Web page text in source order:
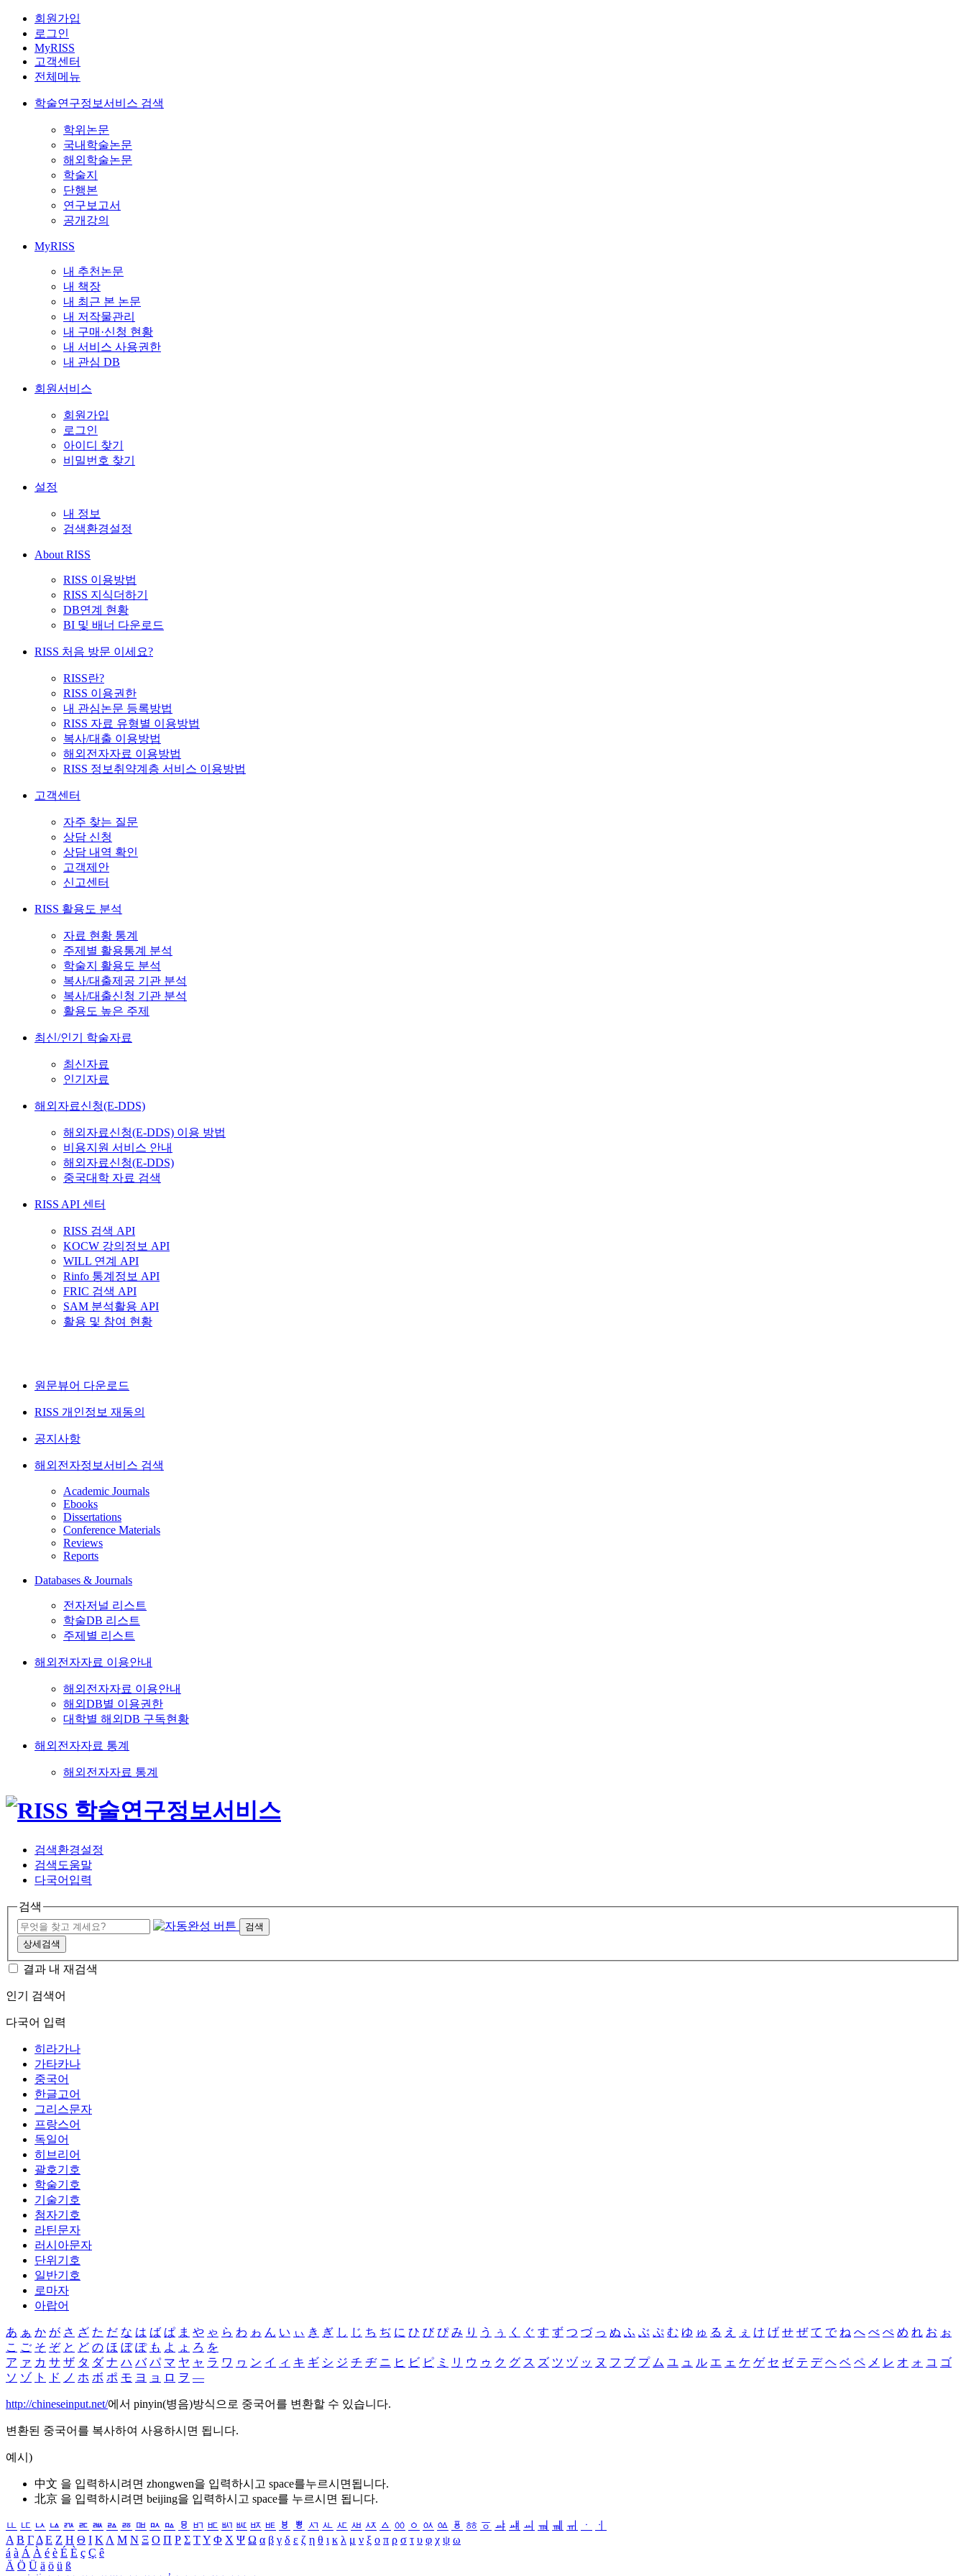
회원가입
로그인
MyRISS
고객센터
전체메뉴
학술연구정보서비스 검색
학위논문
국내학술논문
해외학술논문
학술지
단행본
연구보고서
공개강의
MyRISS
내 추천논문
내 책장
내 최근 본 논문
내 저작물관리
내 구매·신청 현황
내 서비스 사용권한
내 관심 DB
회원서비스
회원가입
로그인
아이디 찾기
비밀번호 찾기
설정
내 정보
검색환경설정
About RISS
RISS 이용방법
RISS 지식더하기
DB연계 현황
BI 및 배너 다운로드
RISS 처음 방문 이세요?
RISS란?
RISS 이용권한
내 관심논문 등록방법
RISS 자료 유형별 이용방법
복사/대출 이용방법
해외전자자료 이용방법
RISS 정보취약계층 서비스 이용방법
고객센터
자주 찾는 질문
상담 신청
상담 내역 확인
고객제안
신고센터
RISS 활용도 분석
자료 현황 통계
주제별 활용통계 분석
학술지 활용도 분석
복사/대출제공 기관 분석
복사/대출신청 기관 분석
활용도 높은 주제
최신/인기 학술자료
최신자료
인기자료
해외자료신청(E-DDS)
해외자료신청(E-DDS) 이용 방법
비용지원 서비스 안내
해외자료신청(E-DDS)
중국대학 자료 검색
RISS API 센터
RISS 검색 API
KOCW 강의정보 API
WILL 연계 API
Rinfo 통계정보 API
FRIC 검색 API
SAM 분석활용 API
활용 및 참여 현황
원문뷰어 다운로드
RISS 개인정보 재동의
공지사항
해외전자정보서비스 검색
Academic Journals
Ebooks
Dissertations
Conference Materials
Reviews
Reports
Databases & Journals
전자저널 리스트
학술DB 리스트
주제별 리스트
해외전자자료 이용안내
해외전자자료 이용안내
해외DB별 이용권한
대학별 해외DB 구독현황
해외전자자료 통계
해외전자자료 통계
검색환경설정
검색도움말
다국어입력
검색
검색
상세검색
결과 내 재검색
인기 검색어
다국어 입력
히라가나
가타카나
중국어
한글고어
그리스문자
프랑스어
독일어
히브리어
괄호기호
학술기호
기술기호
첨자기호
라틴문자
러시아문자
단위기호
일반기호
로마자
아랍어
あ ぁ か が さ ざ た だ な は ば ぱ ま や ゃ ら わ ゎ ん い ぃ き ぎ し じ ち ぢ に ひ び ぴ み り う ぅ く ぐ す ず つ づ っ ぬ ふ ぶ ぷ む ゆ ゅ る え ぇ け げ せ ぜ て で ね へ べ ぺ め れ お ぉ
こ ご そ ぞ と ど の ほ ぼ ぽ も よ ょ ろ を
ア ァ カ サ ザ タ ダ ナ ハ バ パ マ ヤ ャ ラ ワ ヮ ン イ ィ キ ギ シ ジ チ ヂ ニ ヒ ビ ピ ミ リ ウ ゥ ク グ ス ズ ツ ヅ ッ ヌ フ ブ プ ム ユ ュ ル エ ェ ケ ゲ セ ゼ テ デ ヘ ベ ペ メ レ オ ォ コ ゴ
ソ ゾ ト ド ノ ホ ボ ポ モ ヨ ョ ロ ヲ ―
http://chineseinput.net/에서 pinyin(병음)방식으로 중국어를 변환할 수 있습니다.
변환된 중국어를 복사하여 사용하시면 됩니다.
예시)
中文 을 입력하시려면 zhongwen을 입력하시고 space를누르시면됩니다.
北京 을 입력하시려면 beijing을 입력하시고 space를 누르시면 됩니다.
ㅥ ㅦ ㅧ ㅨ ㅩ ㅪ ㅫ ㅬ ㅭ ㅮ ㅯ ㅰ ㅱ ㅲ ㅳ ㅴ ㅵ ㅶ ㅷ ㅸ ㅹ ㅺ ㅻ ㅼ ㅽ ㅾ ㅿ ㆀ ㆁ ㆂ ㆃ ㆄ ㆅ ㆆ ㆇ ㆈ ㆉ ㆊ ㆋ ㆌ ㆍ
ㆎ
Α Β ΓΔ Ε Ζ Η Θ Ι ΚΛ Μ Ν Ξ Ο Π Ρ Σ ΤΥ Φ Χ Ψ Ω α β γ δ ε ζ η θ ι κ λ μ ν ξ ο π ρ σ τ υ φ χ ψ ω
á à Á À é è É È ç Ç ê
Ä Ö Ü ä ö ü ß